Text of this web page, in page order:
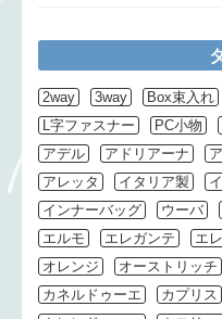
2way 3way Box束入れ
L字ファスナー
PC小物
アデル
アドリアーナ
アレッタ
イタリア製
インナーバッグ
ウーバ
エルモ
エレガンテ エ
オレンジ
オーストリッチ
カネルドゥーエ
カプリス